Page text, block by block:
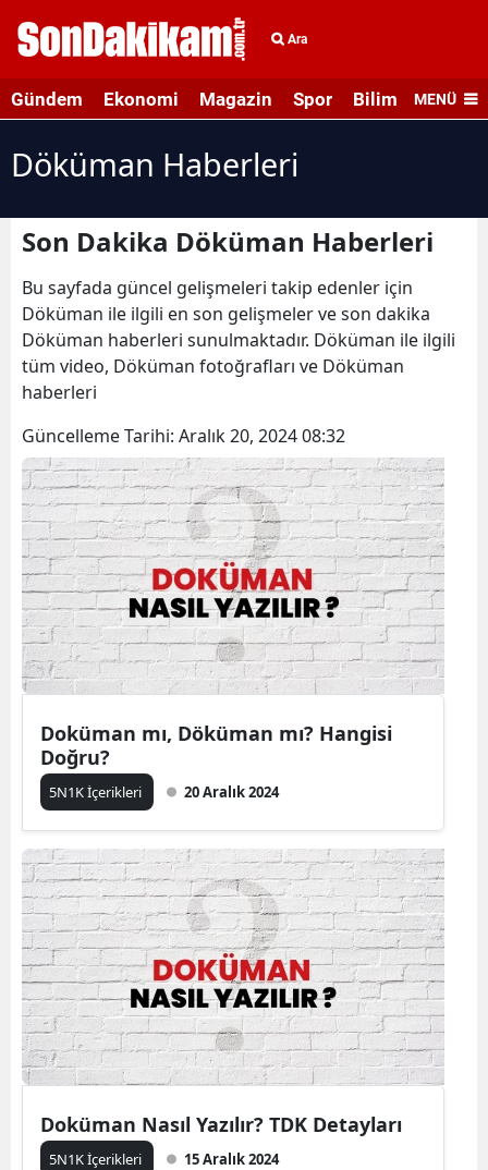
Ara
Gündem Ekonomi Magazin Spor Bilim veMENÜ
Döküman Haberleri
Son Dakika Döküman Haberleri
Bu sayfada güncel gelişmeleri takip edenler için
Döküman ile ilgili en son gelişmeler ve son dakika
Döküman haberleri sunulmaktadır. Döküman ile ilgili
tüm video, Döküman fotoğrafları ve Döküman
haberleri
Güncelleme Tarihi: Aralık 20, 2024 08:32
Doküman mı, Döküman mı? Hangisi
Doğru?
5N1K İçerikleri 20 Aralık 2024
Doküman Nasıl Yazılır? TDK Detayları
5N1K İçerikleri 15 Aralık 2024